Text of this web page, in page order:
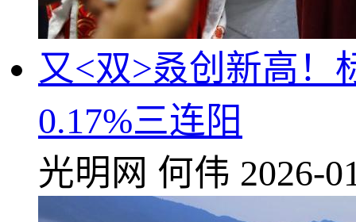
又<双>叒创新高！
0.17%三连阳
光明网 何伟 2026-